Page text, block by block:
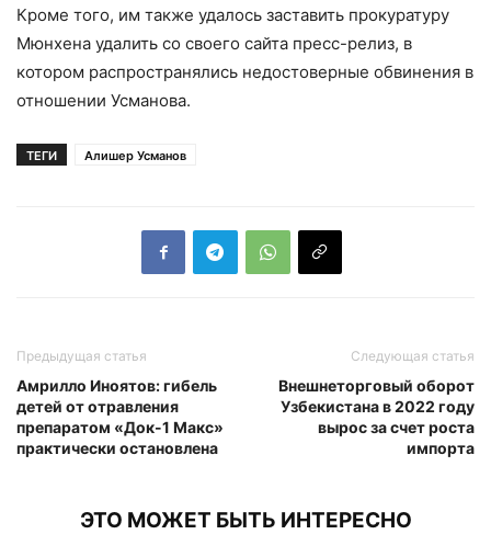
Кроме того, им также удалось заставить прокуратуру
Мюнхена удалить со своего сайта пресс-релиз, в
котором распространялись недостоверные обвинения в
отношении Усманова.
ТЕГИ Алишер Усманов
Предыдущая статья
Амрилло Иноятов: гибель
детей от отравления
препаратом «Док-1 Макс»
практически остановлена
Следующая статья
Внешнеторговый оборот
Узбекистана в 2022 году
вырос за счет роста
импорта
ЭТО МОЖЕТ БЫТЬ ИНТЕРЕСНО